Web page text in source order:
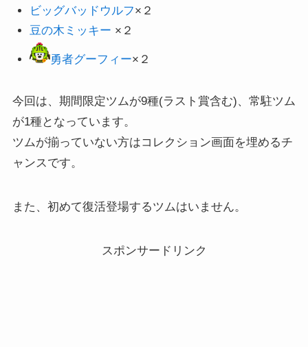
ビッグバッドウルフ×２
豆の木ミッキー ×２
勇者グーフィー×２
今回は、期間限定ツムが9種(ラスト賞含む)、常駐ツム
が1種となっています。
ツムが揃っていない方はコレクション画面を埋めるチ
ャンスです。
また、初めて復活登場するツムはいません。
スポンサードリンク